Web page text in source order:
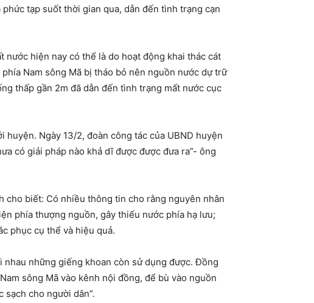
tạp suốt thời gian qua, dẫn đến tình trạng cạn
nước hiện nay có thể là do hoạt động khai thác cát
Nam sông Mã bị tháo bỏ nên nguồn nước dự trữ
thấp gần 2m đã dẫn đến tình trạng mất nước cục
Ngày 13/2, đoàn công tác của UBND huyện
có giải pháp nào khả dĩ được được đưa ra”- ông
cho biết: Có nhiều thông tin cho rằng nguyên nhân
phía thượng nguồn, gây thiếu nước phía hạ lưu;
phục cụ thể và hiệu quả.
nhau những giếng khoan còn sử dụng được. Đồng
sông Mã vào kênh nội đồng, để bù vào nguồn
sạch cho người dân”.